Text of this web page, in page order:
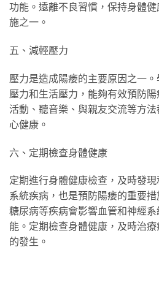
功能。遠離不良習慣，保持身體
施之一。
五、減輕壓力
壓力是造成陽痿的主要原因之一
壓力和生活壓力，能夠有效預防
活動、聽音樂、與親友交流等方
心健康。
六、定期檢查身體健康
定期進行身體健康檢查，及時發
系統疾病，也是預防陽痿的重要
糖尿病等疾病會影響血管和神經
能。定期檢查身體健康，及時治
的發生。